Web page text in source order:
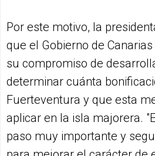
Por este motivo, la
que el Gobierno de
su compromiso de
determinar cuánta
Fuerteventura y que esta
aplicar en la isla majorera.
paso muy importante y